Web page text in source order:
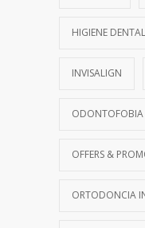
HIGIENE DENTAL
INVISALIGN
ODONTOFOBIA
OFFERS &
ORTODONCIA